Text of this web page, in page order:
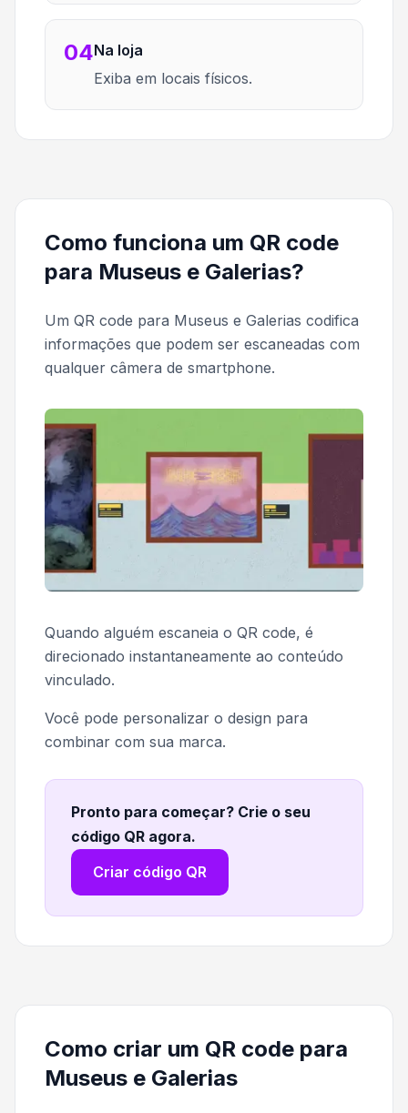
04Na loja
Exiba em locais físicos.
Como funciona um QR code
para Museus e Galerias?
Um QR code para Museus e Galerias codifica
informações que podem ser escaneadas com
qualquer câmera de smartphone.
Quando alguém escaneia o QR code, é
direcionado instantaneamente ao conteúdo
vinculado.
Você pode personalizar o design para
combinar com sua marca.
Pronto para começar? Crie o seu
código QR agora.
Criar código QR
Como criar um QR code para
Museus e Galerias